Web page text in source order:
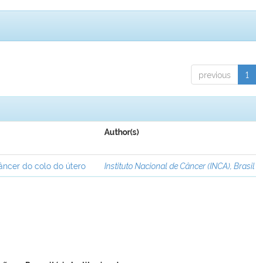
previous 1
Author(s)
do colo do útero Instituto Nacional de Câncer (INCA), Brasil